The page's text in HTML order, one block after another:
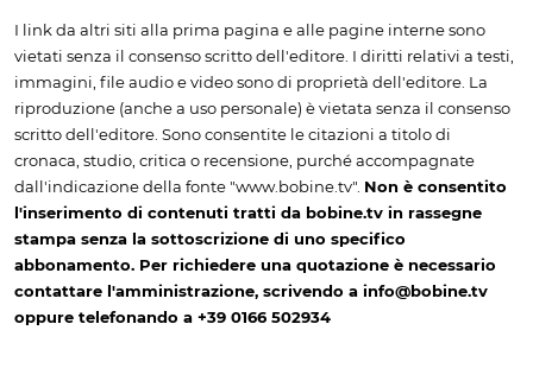
I link da altri siti alla prima pagina e alle pagine interne sono
vietati senza il consenso scritto dell'editore. I diritti relativi a testi,
immagini, file audio e video sono di proprietà dell'editore. La
riproduzione (anche a uso personale) è vietata senza il consenso
scritto dell'editore. Sono consentite le citazioni a titolo di
cronaca, studio, critica o recensione, purché accompagnate
dall'indicazione della fonte "www.bobine.tv". Non è consentito
l'inserimento di contenuti tratti da bobine.tv in rassegne
stampa senza la sottoscrizione di uno specifico
abbonamento. Per richiedere una quotazione è necessario
contattare l'amministrazione, scrivendo a info@bobine.tv
oppure telefonando a +39 0166 502934